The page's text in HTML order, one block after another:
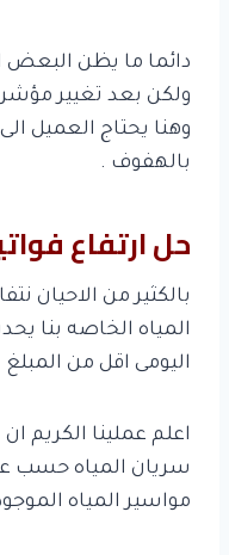
دائما ما يظن البعض
ولكن بعد تغيير
وهنا يحتاج العميل
بالهفوف .
حل ارتفاع
بالكثير من الاحيان
المياه الخاصه بنا
اليومى اقل من
اعلم عملينا الكريم
سريان المياه حسب
مواسير المياه